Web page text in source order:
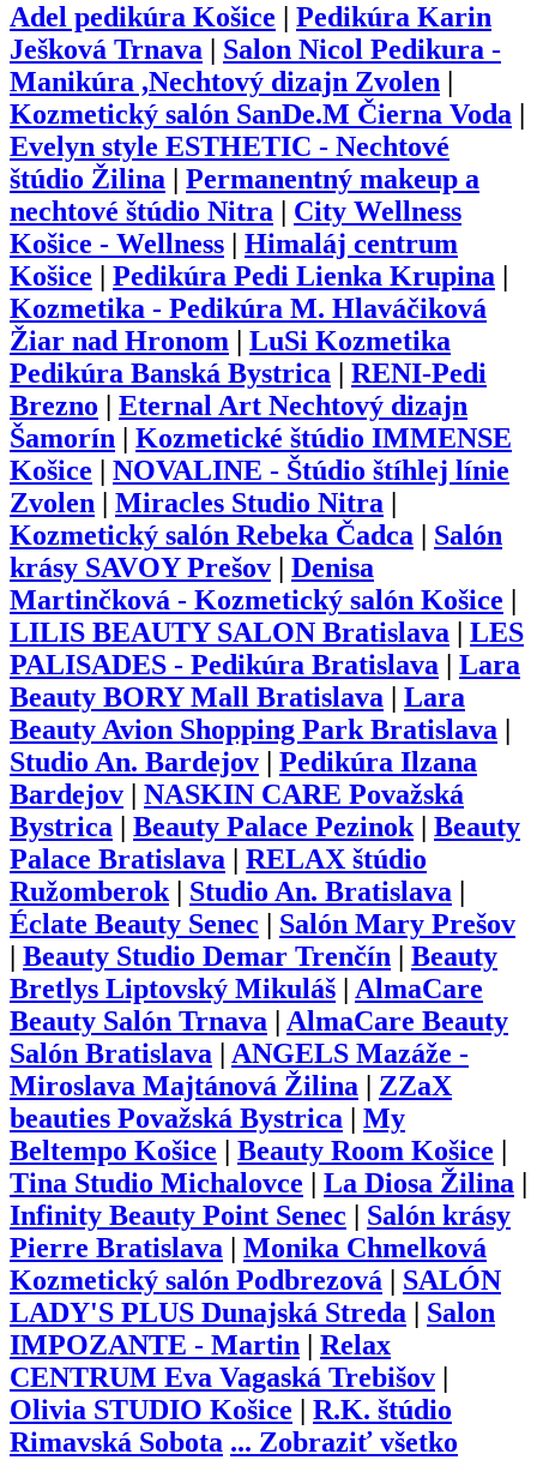
Adel pedikúra Košice
Pedikúra Karin
Ješková Trnava
Salon Nicol Pedikura -
Manikúra ,Nechtový dizajn Zvolen
Kozmetický salón SanDe.M Čierna Voda
Evelyn style ESTHETIC - Nechtové
štúdio Žilina
Permanentný makeup a
nechtové štúdio Nitra
City Wellness
Košice - Wellness
Himaláj centrum
Košice
Pedikúra Pedi Lienka Krupina
Kozmetika - Pedikúra M. Hlaváčiková
Žiar nad Hronom
LuSi Kozmetika
Pedikúra Banská Bystrica
RENI-Pedi
Brezno
Eternal Art Nechtový dizajn
Šamorín
Kozmetické štúdio IMMENSE
Košice
NOVALINE - Štúdio štíhlej línie
Zvolen
Miracles Studio Nitra
Kozmetický salón Rebeka Čadca
Salón
krásy SAVOY Prešov
Denisa
Martinčková - Kozmetický salón Košice
LILIS BEAUTY SALON Bratislava
LES
PALISADES - Pedikúra Bratislava
Lara
Beauty BORY Mall Bratislava
Lara
Beauty Avion Shopping Park Bratislava
Studio An. Bardejov
Pedikúra Ilzana
Bardejov
NASKIN CARE Považská
Bystrica
Beauty Palace Pezinok| Beauty
Palace Bratislava
RELAX štúdio
Ružomberok| Studio An. Bratislava
Éclate Beauty Senec
Salón Mary Prešov
Beauty Studio Demar Trenčín
Beauty
Bretlys Liptovský Mikuláš
AlmaCare
Beauty Salón Trnava
AlmaCare Beauty
Salón Bratislava
ANGELS Mazáže -
Miroslava Majtánová Žilina
ZZaX
beauties Považská Bystrica
My
Beltempo Košice
Beauty Room Košice
Tina Studio Michalovce
La Diosa Žilina
Infinity Beauty Point Senec
Salón krásy
Pierre Bratislava
Monika Chmelková
Kozmetický salón Podbrezová
SALÓN
LADY'S PLUS Dunajská Streda
Salon
IMPOZANTE - Martin
Relax
CENTRUM Eva Vagaská Trebišov
Olivia STUDIO Košice
R.K. štúdio
Rimavská Sobota ... Zobraziť všetko